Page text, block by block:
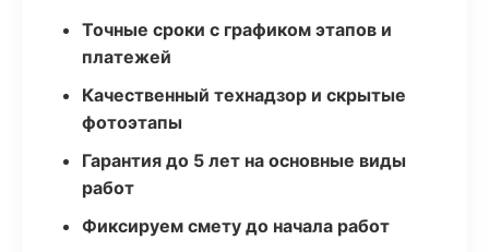
Точные сроки с графиком этапов и
платежей
Качественный технадзор и скрытые
фотоэтапы
Гарантия до 5 лет на основные виды
работ
Фиксируем смету до начала работ